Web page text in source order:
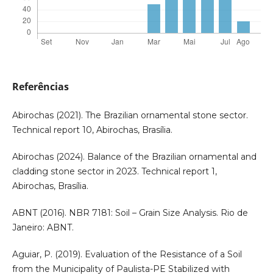
Referências
Abirochas (2021). The Brazilian ornamental stone sector.
Technical report 10, Abirochas, Brasília.
Abirochas (2024). Balance of the Brazilian ornamental and
cladding stone sector in 2023. Technical report 1,
Abirochas, Brasília.
ABNT (2016). NBR 7181: Soil – Grain Size Analysis. Rio de
Janeiro: ABNT.
Aguiar, P. (2019). Evaluation of the Resistance of a Soil
from the Municipality of Paulista-PE Stabilized with